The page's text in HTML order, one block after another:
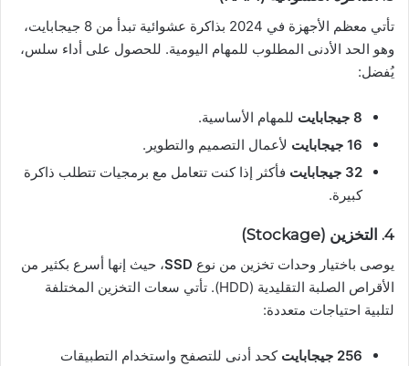
تأتي معظم الأجهزة في 2024 بذاكرة عشوائية تبدأ من 8 جيجابايت،
وهو الحد الأدنى المطلوب للمهام اليومية. للحصول على أداء سلس،
يُفضل:
8 جيجابايت
للمهام الأساسية.
16 جيجابايت
لأعمال التصميم والتطوير.
32 جيجابايت
فأكثر إذا كنت تتعامل مع برمجيات تتطلب ذاكرة
كبيرة.
4. التخزين (Stockage)
يوصى باختيار وحدات تخزين من نوع SSD، حيث إنها أسرع بكثير من
الأقراص الصلبة التقليدية (HDD). تأتي سعات التخزين المختلفة
لتلبية احتياجات متعددة:
256 جيجابايت
كحد أدنى للتصفح واستخدام التطبيقات